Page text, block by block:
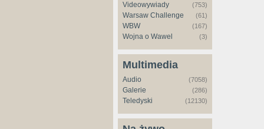
Videowywiady (753)
Warsaw Challenge (61)
WBW (167)
Wojna o Wawel (3)
Multimedia
Audio (7058)
Galerie (286)
Teledyski (12130)